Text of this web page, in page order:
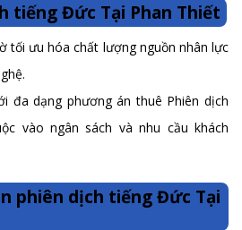
tiếng Đức Tại Phan Thiết
tối ưu hóa chất lượng nguồn nhân lực
đa dạng phương án thuê Phiên dịch
vào ngân sách và nhu cầu khách
phiên dịch tiếng Đức Tại